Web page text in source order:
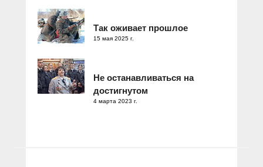
Так оживает прошлое
15 мая 2025 г.
Не останавливаться на
достигнутом
4 марта 2023 г.